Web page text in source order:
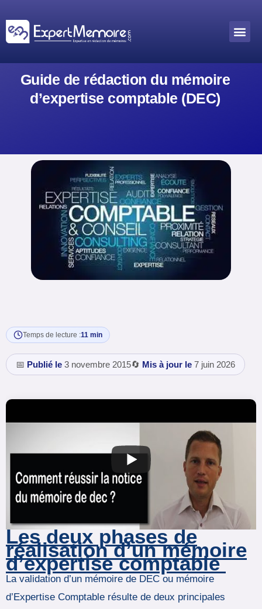
au
contenu
Guide de rédaction du mémoire
d’expertise comptable (DEC)
Temps de lecture :11 min
📅 Publié le 3 novembre 2015🔄 Mis à jour le 7 juin 2026
Les deux phases de
réalisation d’un mémoire
d’expertise comptable
La validation d’un mémoire de DEC ou mémoire
d’Expertise Comptable résulte de deux principales